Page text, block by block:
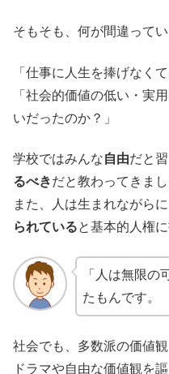
そもそも、何が間違ってい
「仕事に人生を捧げなく
「社会的価値の低い・実
いだったのか？」
学校ではみんな自由だと
るべきだと教わってきまし
また、人は生まれながらに
られていると基本的人権
「人は無限の
たもんです。
社会でも、多数派の価値
ドラマや自由な価値観を